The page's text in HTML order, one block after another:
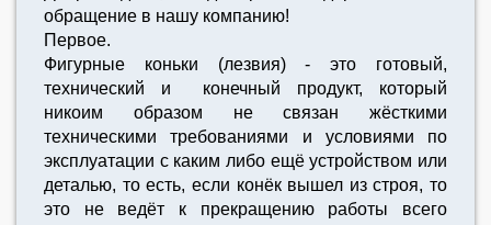
обращение в нашу компанию!
Первое.
Фигурные коньки (лезвия) - это готовый,
технический и конечный продукт, который
никоим образом не связан жёсткими
техническими требованиями и условиями по
эксплуатации с каким либо ещё устройством или
деталью, то есть, если конёк вышел из строя, то
это не ведёт к прекращению работы всего